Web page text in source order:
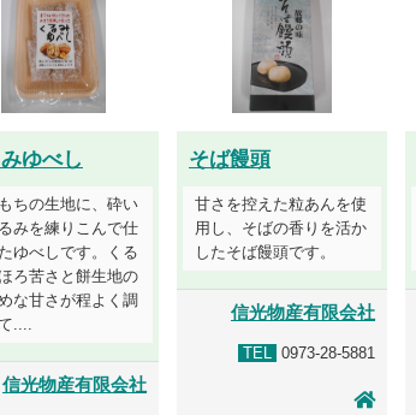
ゆべし
ちの生地に、砕い
みを練りこんで仕
ゆべしです。くる
ろ苦さと餅生地の
な甘さが程よく調
....
信光物産有限会社
そば饅頭
甘さを控えた粒あんを使
用し、そばの香りを活か
したそば饅頭です。
信光物産有限会社
TEL 0973-28-5881